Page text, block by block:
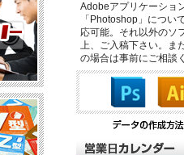
Adobeアプリケーショ
「Photoshop」につい
応可能。それ以外のソ
上、ご入稿下さい。ま
の場合は事前にご相談